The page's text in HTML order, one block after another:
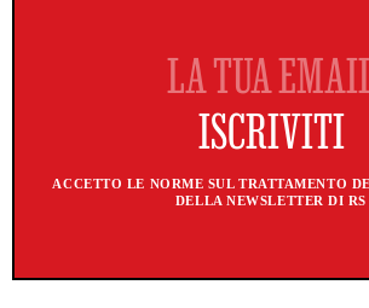
ACCETTO LE NORME SUL TRATTAMENTO
DELLA NEWSLETTER DI RS